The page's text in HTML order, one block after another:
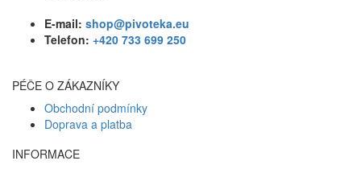
E-mail: shop@pivoteka.eu
Telefon: +420 733 699 250
PÉČE O ZÁKAZNÍKY
Obchodní podmínky
Doprava a platba
INFORMACE